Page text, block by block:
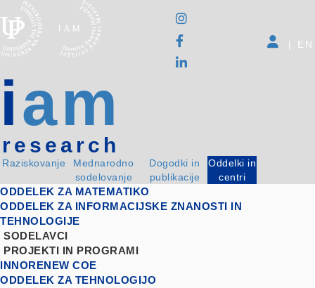
iam
research
Raziskovanje
Mednarodno
sodelovanje
Dogodki in
publikacije
Oddelki in
centri
| EN
ODDELEK ZA MATEMATIKO
ODDELEK ZA INFORMACIJSKE ZNANOSTI IN
TEHNOLOGIJE
SODELAVCI
PROJEKTI IN PROGRAMI
INNORENEW COE
ODDELEK ZA TEHNOLOGIJO